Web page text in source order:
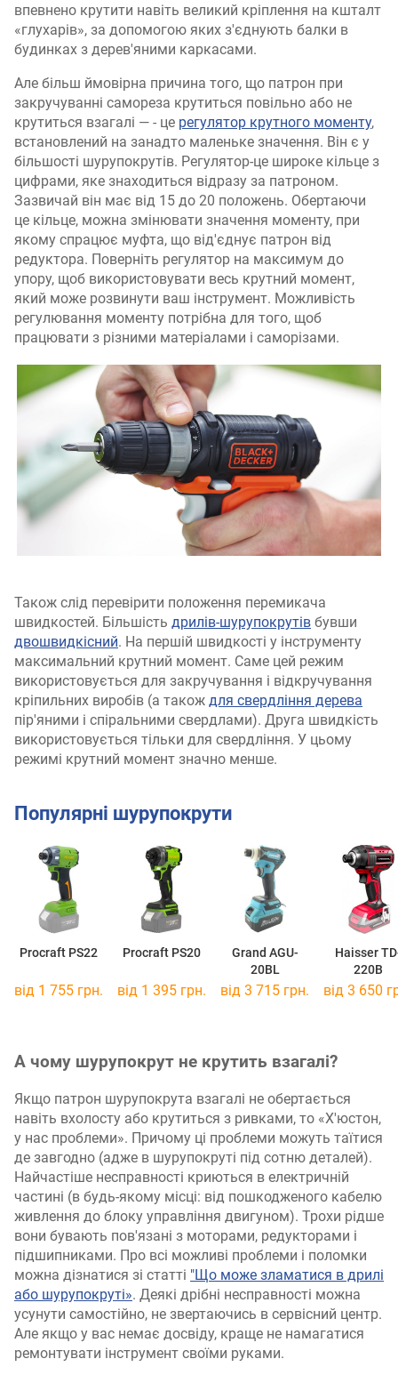
впевнено крутити навіть великий кріплення на кшталт
«глухарів», за допомогою яких з'єднують балки в
будинках з дерев'яними каркасами.
Але більш ймовірна причина того, що патрон при
закручуванні самореза крутиться повільно або не
крутиться взагалі — - це регулятор крутного моменту,
встановлений на занадто маленьке значення. Він є у
більшості шурупокрутів. Регулятор-це широке кільце з
цифрами, яке знаходиться відразу за патроном.
Зазвичай він має від 15 до 20 положень. Обертаючи
це кільце, можна змінювати значення моменту, при
якому спрацює муфта, що від'єднує патрон від
редуктора. Поверніть регулятор на максимум до
упору, щоб використовувати весь крутний момент,
який може розвинути ваш інструмент. Можливість
регулювання моменту потрібна для того, щоб
працювати з різними матеріалами і саморізами.
Також слід перевірити положення перемикача
швидкостей. Більшість дрилів-шурупокрутів бувши
двошвидкісний. На першій швидкості у інструменту
максимальний крутний момент. Саме цей режим
використовується для закручування і відкручування
кріпильних виробів (а також для свердління дерева
пір'яними і спіральними свердлами). Друга швидкість
використовується тільки для свердління. У цьому
режимі крутний момент значно менше.
Популярні шурупокрути
Procraft PS22 Procraft PS20
Grand AGU-
20BL
Haisser
220B
від 1 755 грн. від 1 395 грн. від 3 715 грн. від 3 650
А чому шурупокрут не крутить взагалі?
Якщо патрон шурупокрута взагалі не обертається
навіть вхолосту або крутиться з ривками, то «Х'юстон,
у нас проблеми». Причому ці проблеми можуть таїтися
де завгодно (адже в шурупокруті під сотню деталей).
Найчастіше несправності криються в електричній
частині (в будь-якому місці: від пошкодженого кабелю
живлення до блоку управління двигуном). Трохи рідше
вони бувають пов'язані з моторами, редукторами і
підшипниками. Про всі можливі проблеми і поломки
можна дізнатися зі статті "Що може зламатися в дрилі
або шурупокруті». Деякі дрібні несправності можна
усунути самостійно, не звертаючись в сервісний центр.
Але якщо у вас немає досвіду, краще не намагатися
ремонтувати інструмент своїми руками.